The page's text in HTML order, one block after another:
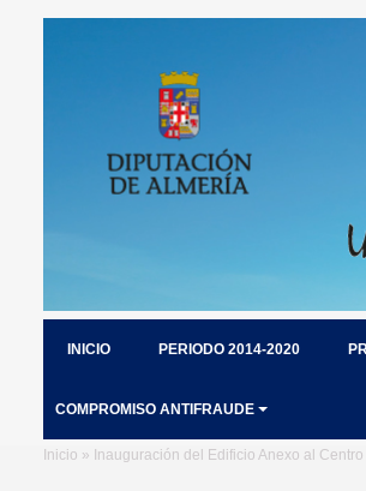
INICIO PERIODO 2014-2020
COMPROMISO ANTIFRAUDE
Inicio » Inauguración del Edificio Anexo al